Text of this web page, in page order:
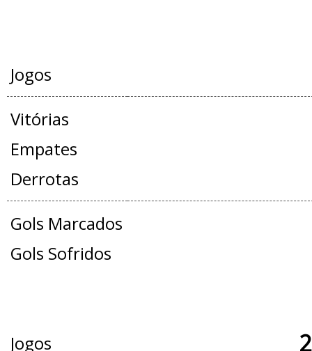
Jogos
Vitórias
Empates
Derrotas
Gols Marcados
Gols Sofridos
Jogos